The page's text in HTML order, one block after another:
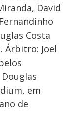
David
Costa
Árbitro: Joel
em
de